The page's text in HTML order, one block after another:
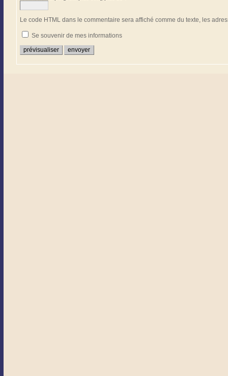
Le code HTML dans le commentaire sera affiché comme du texte, les
Se souvenir de mes informations